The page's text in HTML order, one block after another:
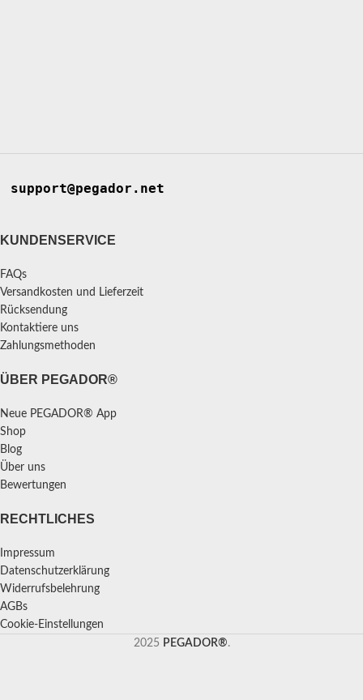
support@pegador.net
KUNDENSERVICE
FAQs
Versandkosten und Lieferzeit
Rücksendung
Kontaktiere uns
Zahlungsmethoden
ÜBER PEGADOR®
Neue PEGADOR® App
Shop
Blog
Über uns
Bewertungen
RECHTLICHES
Impressum
Datenschutzerklärung
Widerrufsbelehrung
AGBs
Cookie-Einstellungen
2025 PEGADOR®.